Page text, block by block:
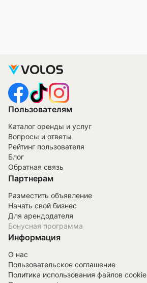
Пользователям
Каталог оренды и услуг
Вопросы и ответы
Рейтинг пользователя
Блог
Обратная связь
Партнерам
Разместить объявление
Начать свой бизнес
Для арендодателя
Бонусная программа
Информация
О нас
Пользовательское соглашение
Политика использования файлов cookie